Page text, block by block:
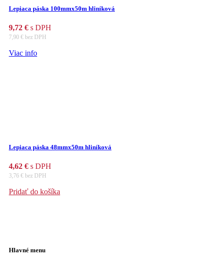
Lepiaca páska 100mmx50m hliníková
9,72 € s DPH
7,90 € bez DPH
Viac info
Lepiaca páska 48mmx50m hliníková
4,62 € s DPH
3,76 € bez DPH
Pridať do košíka
Hlavné menu